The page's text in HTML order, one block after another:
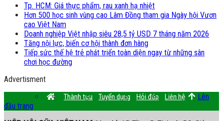
Tp. HCM: Giá thực phẩm, rau xanh hạ nhiệt
Hơn 500 học sinh vùng cao Lâm Đồng tham gia Ngày hội Vươn
cao Việt Nam
Doanh nghiệp Việt nhập siêu 28,5 tỷ USD 7 tháng năm 2026
Tăng nội lực, biến cơ hội thành đơn hàng
Tiếp sức thế hệ trẻ phát triển toàn diện ngay từ những sân
chơi học đường
Advertisment
Thành tựu Tuyển dụng Hỏi đáp Liên hệ
Lên
đầu trang